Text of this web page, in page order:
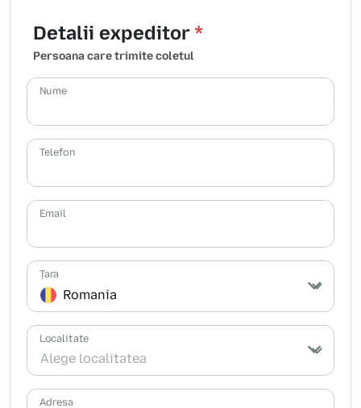
Detalii expeditor*
Persoana care trimite coletul
Nume
Telefon
Email
Romania
Țara
Alege localitatea
Localitate
Adresa